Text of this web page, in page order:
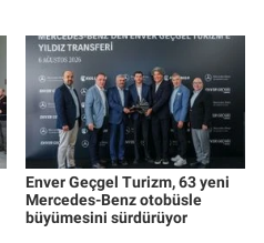
Enver Geçgel Turizm, 63 yeni
Mercedes-Benz otobüsle
büyümesini sürdürüyor